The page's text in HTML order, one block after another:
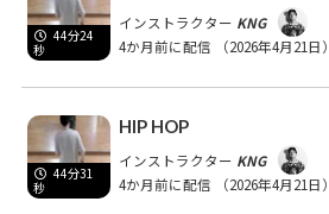
44分24
秒
インストラクター KNG
4か月前に配信
（2026年4月21日）
44分31
秒
HIP HOP
インストラクター KNG
4か月前に配信
（2026年4月21日）